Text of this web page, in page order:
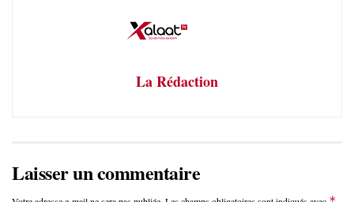
La Rédaction
Laisser un commentaire